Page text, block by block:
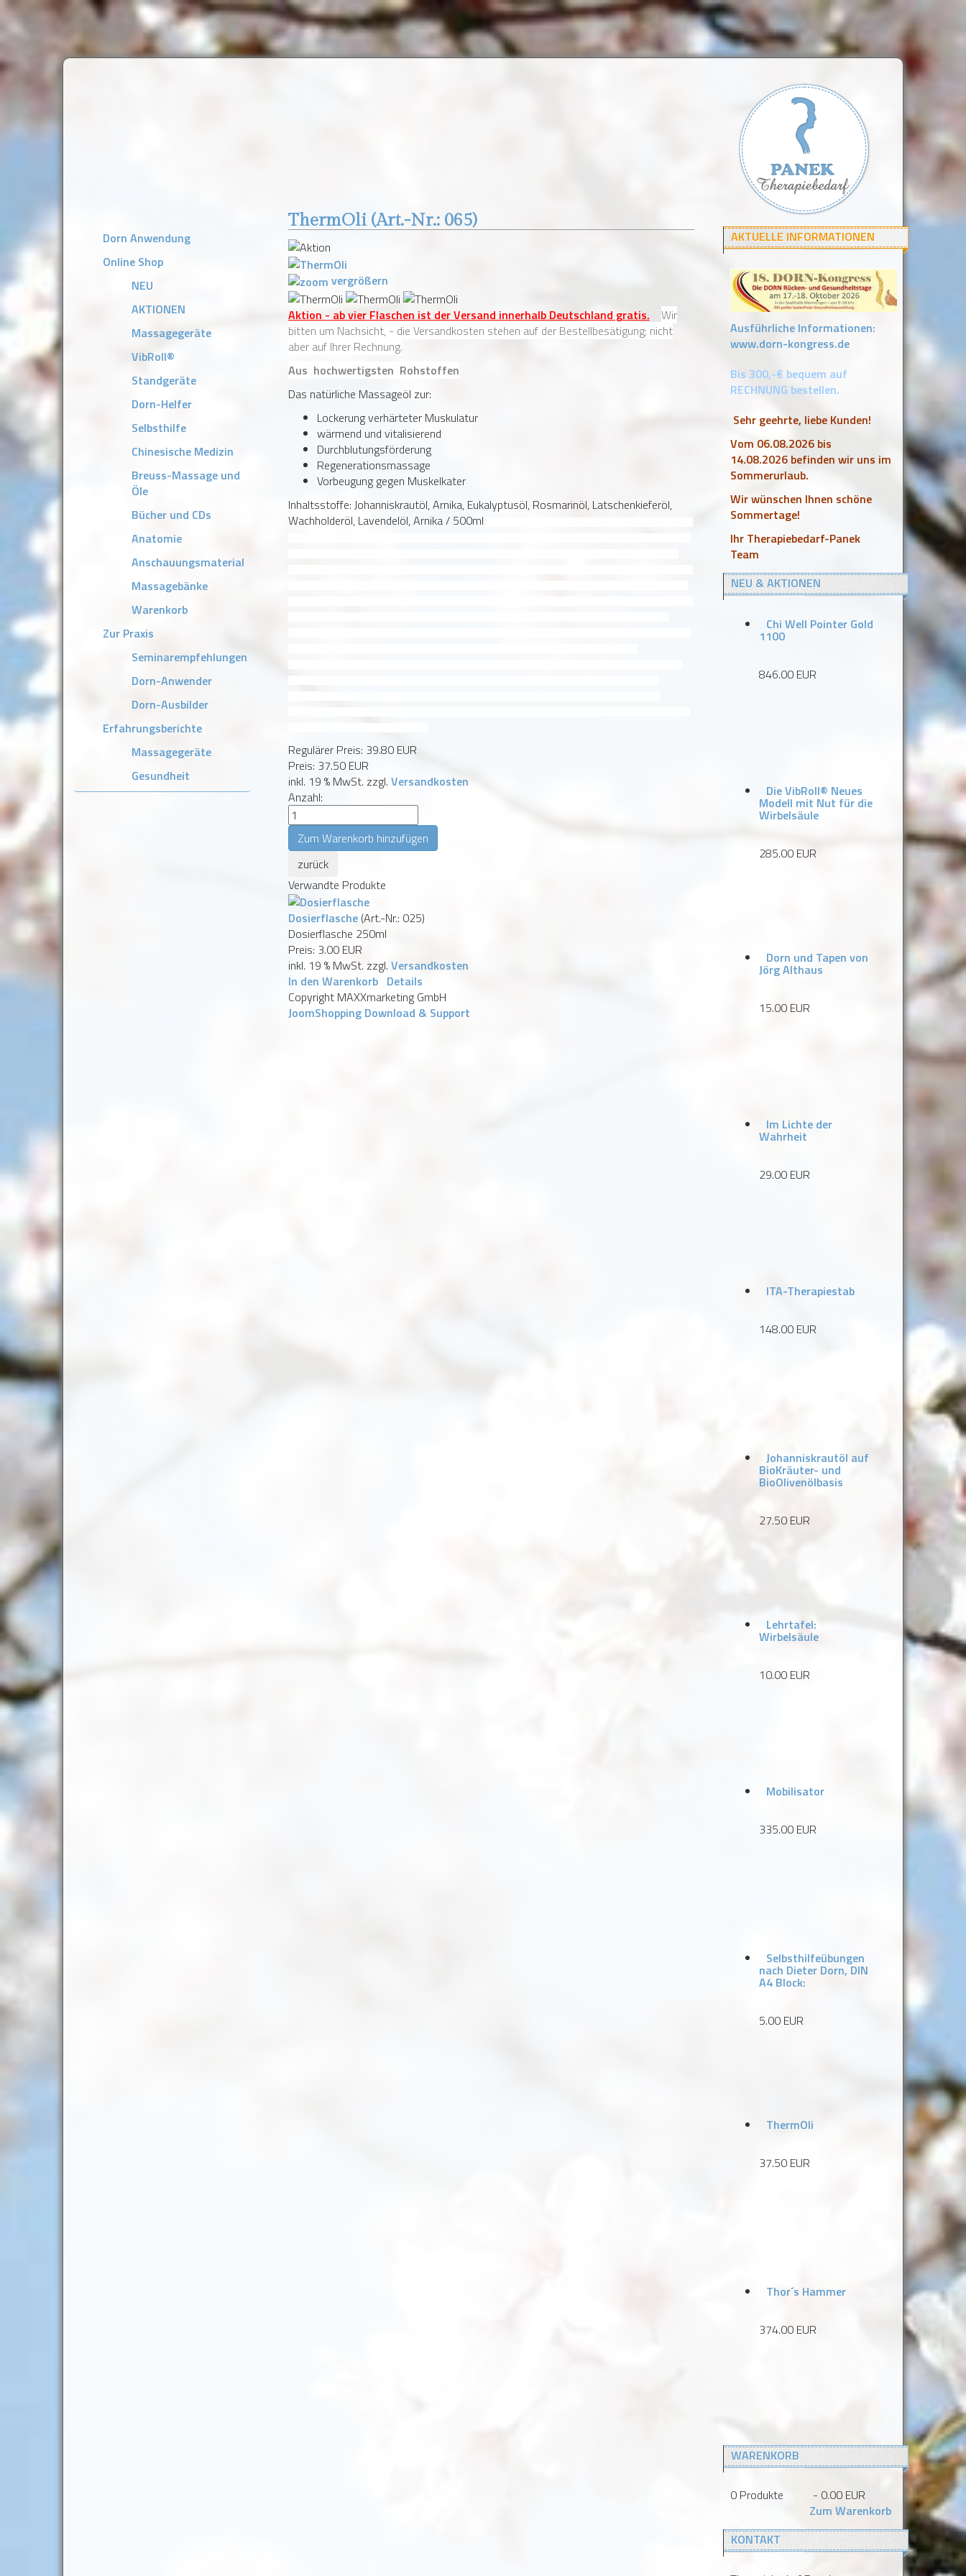
Dorn Anwendung
Online Shop
NEU
AKTIONEN
Massagegeräte
VibRoll®
Standgeräte
Dorn-Helfer
Selbsthilfe
Chinesische Medizin
Breuss-Massage und
Öle
Bücher und CDs
Anatomie
Anschauungsmaterial
Massagebänke
Warenkorb
Zur Praxis
Seminarempfehlungen
Dorn-Anwender
Dorn-Ausbilder
Erfahrungsberichte
Massagegeräte
Gesundheit
ThermOli (Art.-Nr.: 065)
vergrößern
Aktion - ab vier Flaschen ist der Versand innerhalb Deutschland gratis.
Wir
bitten um Nachsicht, - die Versandkosten stehen auf der Bestellbesätigung; nicht
aber auf Ihrer Rechnung.
Aus hochwertigsten Rohstoffen
Das natürliche Massageöl zur:
Lockerung verhärteter Muskulatur
wärmend und vitalisierend
Durchblutungsförderung
Regenerationsmassage
Vorbeugung gegen Muskelkater
Inhaltsstoffe: Johanniskrautöl, Arnika, Eukalyptusöl, Rosmarinöl, Latschenkieferöl,
Wachholderöl, Lavendelöl, Arnika / 500ml
Regulärer Preis: 39.80 EUR
Preis: 37.50 EUR
inkl. 19 % MwSt. zzgl. Versandkosten
Anzahl:
Verwandte Produkte
Dosierflasche (Art.-Nr.: 025)
Dosierflasche 250ml
Preis: 3.00 EUR
inkl. 19 % MwSt. zzgl. Versandkosten
In den Warenkorb Details
Copyright MAXXmarketing GmbH
JoomShopping Download & Support
AKTUELLE INFORMATIONEN
Ausführliche Informationen:
www.dorn-kongress.de
Bis 300,-€ bequem auf
RECHNUNG bestellen.
Sehr geehrte, liebe Kunden!
Vom 06.08.2026 bis
14.08.2026 befinden wir uns im
Sommerurlaub.
Wir wünschen Ihnen schöne
Sommertage!
Ihr Therapiebedarf-Panek
Team
NEU & AKTIONEN
Chi Well Pointer Gold
1100
846.00 EUR
Die VibRoll® Neues
Modell mit Nut für die
Wirbelsäule
285.00 EUR
Dorn und Tapen von
Jörg Althaus
15.00 EUR
Im Lichte der
Wahrheit
29.00 EUR
ITA-Therapiestab
148.00 EUR
Johanniskrautöl auf
BioKräuter- und
BioOlivenölbasis
27.50 EUR
Lehrtafel:
Wirbelsäule
10.00 EUR
Mobilisator
335.00 EUR
Selbsthilfeübungen
nach Dieter Dorn, DIN
A4 Block:
5.00 EUR
ThermOli
37.50 EUR
Thor´s Hammer
374.00 EUR
WARENKORB
0 Produkte - 0.00 EUR
Zum Warenkorb
KONTAKT